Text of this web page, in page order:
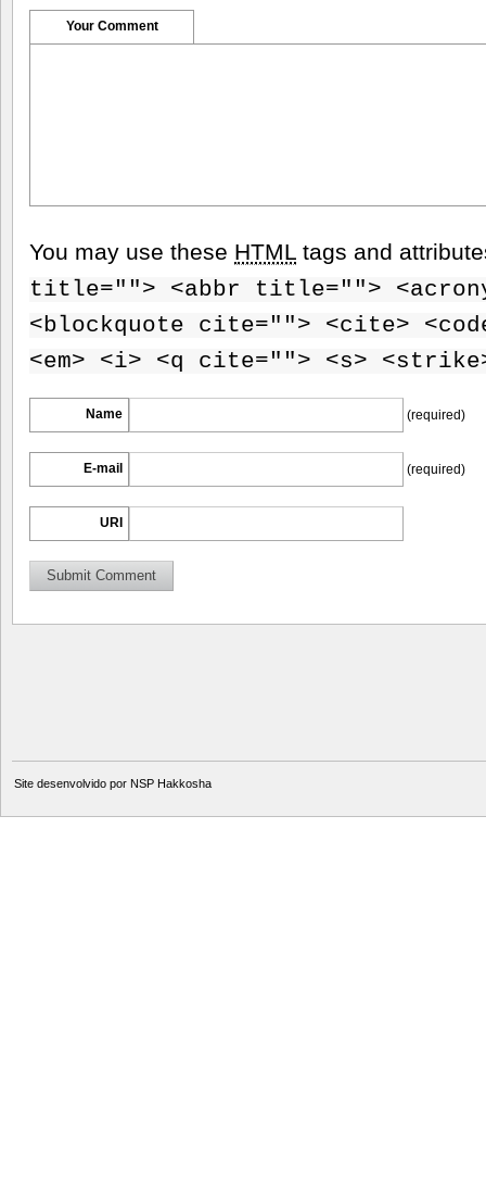
Your Comment
You may use these HTML tags and
title=""> <abbr title="">
<blockquote cite=""> <cite>
<em> <i> <q cite=""> <s>
Name (required)
E-mail (required)
URI
Site desenvolvido por NSP Hakkosha